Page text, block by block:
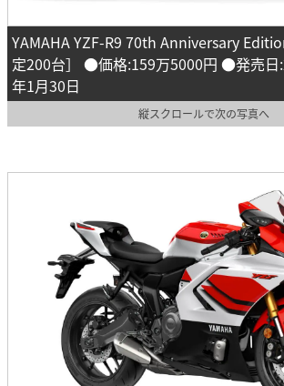
YAMAHA YZF-R9 70th Anniversary
定200台］ ●価格:159万5000円 ●発売日
年1月30日
縦スクロールで次の写真へ